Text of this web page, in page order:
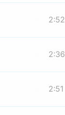
2:52
2:36
2:51